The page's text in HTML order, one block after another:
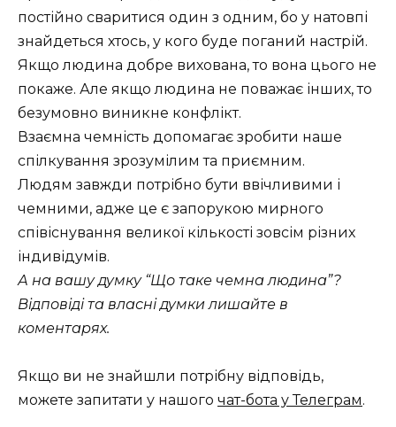
постійно сваритися один з одним, бо у натовпі
знайдеться хтось, у кого буде поганий настрій.
Якщо людина добре вихована, то вона цього не
покаже. Але якщо людина не поважає інших, то
безумовно виникне конфлікт.
Взаємна чемність допомагає зробити наше
спілкування зрозумілим та приємним.
Людям завжди потрібно бути ввічливими і
чемними, адже це є запорукою мирного
співіснування великої кількості зовсім різних
індивідумів.
А на вашу думку “Що таке чемна людина”?
Відповіді та власні думки лишайте в
коментарях.
Якщо ви не знайшли потрібну відповідь,
можете запитати у нашого чат-бота у Телеграм.